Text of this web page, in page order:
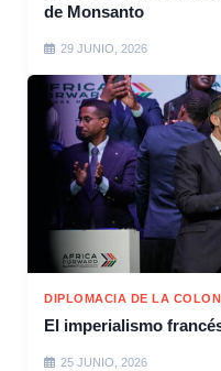
de Monsanto
29 JUNIO, 2026
DIPLOMACIA DE LA
El imperialismo
25 JUNIO, 2026